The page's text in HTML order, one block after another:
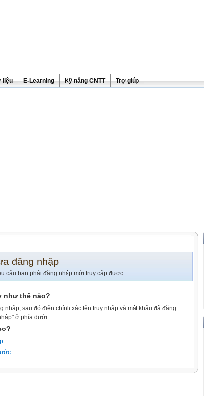
liệu E-Learning Kỹ năng CNTT Trợ giúp
đăng nhập
cầu bạn phải đăng nhập mới truy cập được.
như thế nào?
nhập, sau đó điền chính xác tên truy nhập và mật khẩu đã đăng
ở phía dưới.